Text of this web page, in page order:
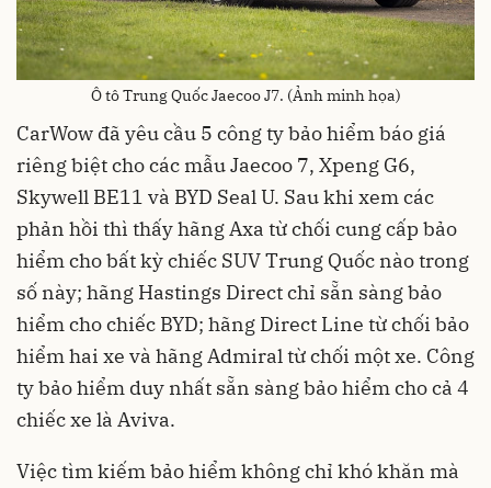
Ô tô Trung Quốc Jaecoo J7. (Ảnh minh họa)
CarWow đã yêu cầu 5 công ty bảo hiểm báo giá
riêng biệt cho các mẫu Jaecoo 7, Xpeng G6,
Skywell BE11 và BYD Seal U. Sau khi xem các
phản hồi thì thấy hãng Axa từ chối cung cấp bảo
hiểm cho bất kỳ chiếc SUV Trung Quốc nào trong
số này; hãng Hastings Direct chỉ sẵn sàng bảo
hiểm cho chiếc BYD; hãng Direct Line từ chối bảo
hiểm hai xe và hãng Admiral từ chối một xe. Công
ty bảo hiểm duy nhất sẵn sàng bảo hiểm cho cả 4
chiếc xe là Aviva.
Việc tìm kiếm bảo hiểm không chỉ khó khăn mà